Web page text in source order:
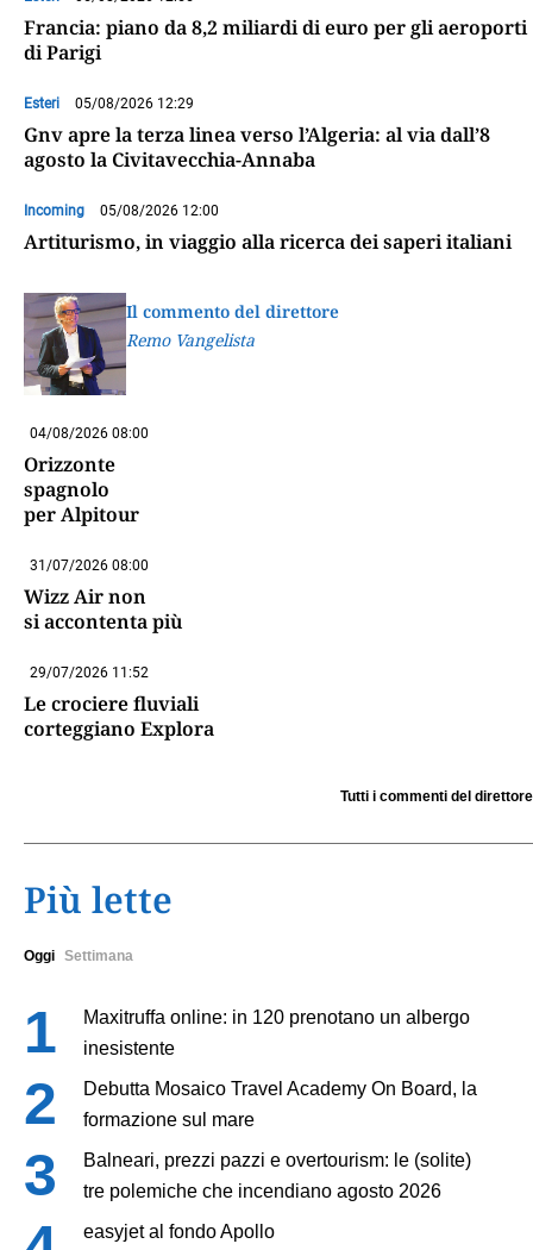
Francia: piano da 8,2 miliardi di euro per gli aeroporti
di Parigi
Esteri 05/08/2026 12:29
Gnv apre la terza linea verso l’Algeria: al via dall’8
agosto la Civitavecchia-Annaba
Incoming 05/08/2026 12:00
Artiturismo, in viaggio alla ricerca dei saperi italiani
Il commento del direttore
Remo Vangelista
04/08/2026 08:00
Orizzonte
spagnolo
per Alpitour
31/07/2026 08:00
Wizz Air non
si accontenta più
29/07/2026 11:52
Le crociere fluviali
corteggiano Explora
Tutti i commenti del direttore
Più lette
Oggi Settimana
Maxitruffa online: in 120 prenotano un albergo
inesistente
Debutta Mosaico Travel Academy On Board, la
formazione sul mare
Balneari, prezzi pazzi e overtourism: le (solite)
tre polemiche che incendiano agosto 2026
easyjet al fondo Apollo